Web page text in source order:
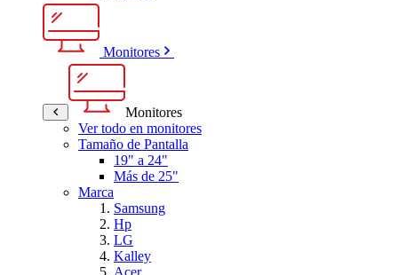
Monitores
Monitores
Ver todo en monitores
Tamaño de Pantalla
19" a 24"
Más de 25"
Marca
Samsung
Hp
LG
Kalley
Acer